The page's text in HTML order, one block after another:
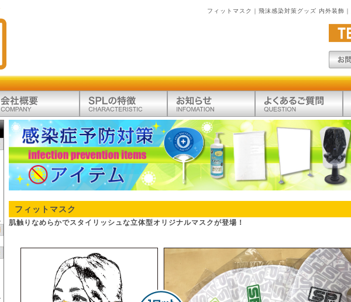
フィットマスク｜飛沫感染対策グッズ 内外装飾
フィットマスク
肌触りなめらかでスタイリッシュな立体型オリジナルマスクが登場！